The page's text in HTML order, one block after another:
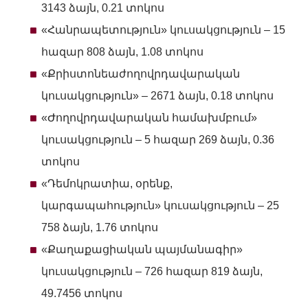
3143 ձայն, 0.21 տոկոս
«Հանրապետություն» կուսակցություն – 15
հազար 808 ձայն, 1.08 տոկոս
«Քրիստոնեաժողովրդավարական
կուսակցություն» – 2671 ձայն, 0.18 տոկոս
«Ժողովրդավարական համախմբում»
կուսակցություն – 5 հազար 269 ձայն, 0.36
տոկոս
«Դեմոկրատիա, օրենք,
կարգապահություն» կուսակցություն – 25
758 ձայն, 1.76 տոկոս
«Քաղաքացիական պայմանագիր»
կուսակցություն – 726 հազար 819 ձայն,
49.7456 տոկոս